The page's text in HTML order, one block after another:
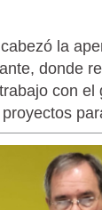
la
donde
con